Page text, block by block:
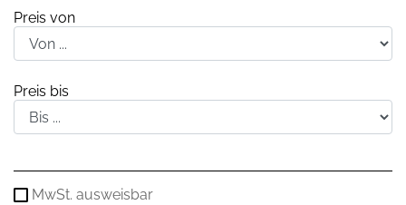
Preis von
Preis bis
MwSt. ausweisbar